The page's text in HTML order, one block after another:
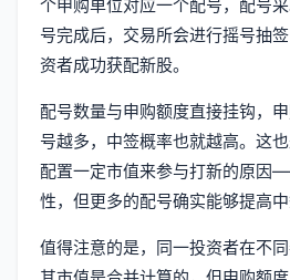
个申购单位对应一个配号，配号
号完成后，交易所会进行摇号抽
资者成功获配新股。
配号数量与申购额度直接挂钩，
号越多，中签概率也就越高。这
配置一定市值来参与打新的原因
性，但更多的配号确实能够提高中
值得注意的是，同一投资者在不同